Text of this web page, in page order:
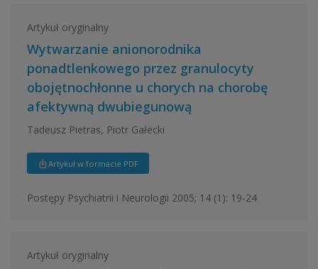
Artykuł oryginalny
Wytwarzanie anionorodnika
ponadtlenkowego przez granulocyty
obojętnochłonne u chorych na chorobę
afektywną dwubiegunową
Tadeusz Pietras, Piotr Gałecki
Artykuł w formacie PDF
Postępy Psychiatrii i Neurologii 2005; 14 (1): 19-24
Artykuł oryginalny